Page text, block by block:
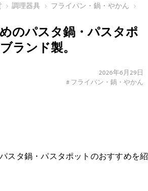
調理器具 フライパン・鍋・やかん
のパスタ鍋・パスタポ
ランド製。
2026年6月29日
# フライパン・鍋・やかん
スタ鍋・パスタポットのおすすめを紹